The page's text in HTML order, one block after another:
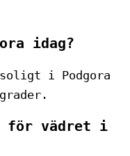
idag?
i Podgora
för vädret i